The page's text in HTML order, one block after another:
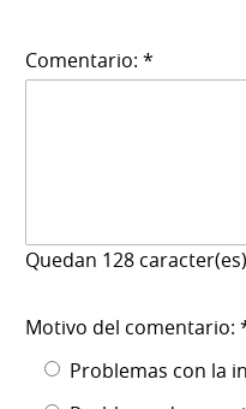
Comentario: *
Quedan 128 caracter(es)
Motivo del comentario:
Problemas con la